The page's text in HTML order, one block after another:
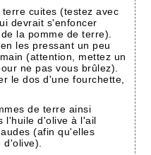
cuites (testez avec
devrait s'enfoncer
la pomme de terre).
les pressant un peu
(attention, mettez un
ne pas vous brûlez).
le dos d'une fourchette,
de terre ainsi
l'huile d'olive à l'ail
(afin qu'elles
d'olive).